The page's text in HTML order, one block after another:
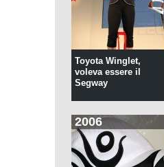
Toyota Winglet,
voleva essere il
Segway
2006